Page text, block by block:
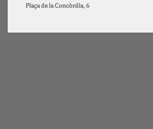
Plaça de la Concòrdia, 6